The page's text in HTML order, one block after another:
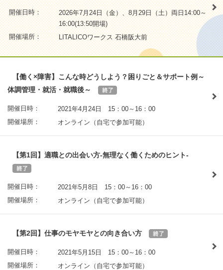
開催日時：
2026年7月24日（金）、8月29日（土）両日14:00～
16:00(13:50開場)
開催場所：
LITALICOワークス 石橋阪大前
【働く×障害】こんな時どうしよう？困りごと＆サポート例～
体調管理・就活・就職後～
開催日時：
2021年4月24日 15：00～16：00
開催場所：
オンライン（自宅で参加可能）
【第1回】適職との出会い方-無理なく働くためのヒント-
開催日時：
2021年5月8日 15：00～16：00
開催場所：
オンライン（自宅で参加可能）
【第2回】仕事のモヤモヤとの向き合い方
開催日時：
2021年5月15日 15：00～16：00
開催場所：
オンライン（自宅で参加可能）